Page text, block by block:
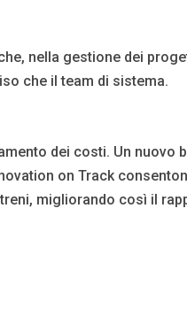
nella gestione dei
che il team di sistema.
dei costi. Un nuovo
on Track
migliorando così il